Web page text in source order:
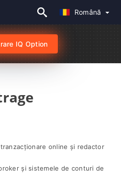
Română
IQ Option
online și redactor
și sistemele de conturi de